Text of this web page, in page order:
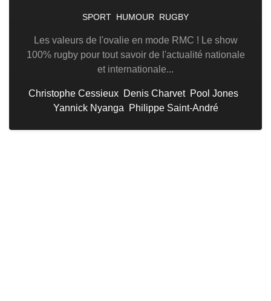
SPORT HUMOUR RUGBY
Les valeurs de l'ovalie en mode RMC ! Le show
100% rugby pour tout savoir de l'actualité nationale
et internationale...
Christophe Cessieux Denis Charvet
Pool Jones
Yannick Nyanga
Philippe Saint-André